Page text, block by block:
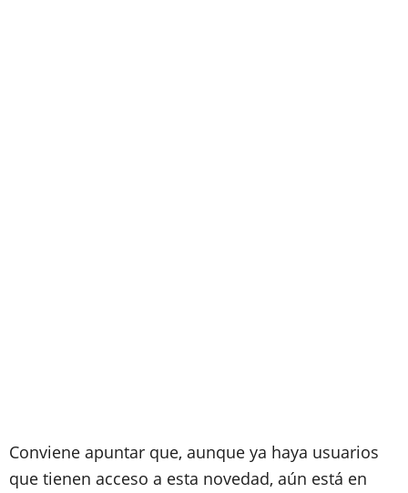
Conviene apuntar que, aunque ya haya usuarios
que tienen acceso a esta novedad, aún está en